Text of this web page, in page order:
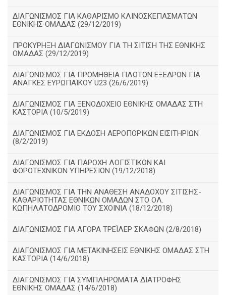
ΔΙΑΓΩΝΙΣΜΟΣ ΓΙΑ ΚΑΘΑΡΙΣΜΟ ΚΛΙΝΟΣΚΕΠΑΣΜΑΤΩΝ
ΕΘΝΙΚΗΣ ΟΜΑΔΑΣ (29/12/2019)
ΠΡΟΚΥΡΗΞΗ ΔΙΑΓΩΝΙΣΜΟΥ ΓΙΑ ΤΗ ΣΙΤΙΣΗ ΤΗΣ ΕΘΝΙΚΗΣ
ΟΜΑΔΑΣ (29/12/2019)
ΔΙΑΓΩΝΙΣΜΟΣ ΓΙΑ ΠΡΟΜΗΘΕΙΑ ΠΛΩΤΩΝ ΕΞΕΔΡΩΝ ΓΙΑ
ΑΝΑΓΚΕΣ ΕΥΡΩΠΑΪΚΟΥ U23 (26/6/2019)
ΔΙΑΓΩΝΙΣΜΟΣ ΓΙΑ ΞΕΝΟΔΟΧΕΙΟ ΕΘΝΙΚΗΣ ΟΜΑΔΑΣ ΣΤΗ
ΚΑΣΤΟΡΙΑ (10/5/2019)
ΔΙΑΓΩΝΙΣΜΟΣ ΓΙΑ ΕΚΔΟΣΗ ΑΕΡΟΠΟΡΙΚΩΝ ΕΙΣΙΤΗΡΙΩΝ
(8/2/2019)
ΔΙΑΓΩΝΙΣΜΟΣ ΓΙΑ ΠΑΡΟΧΗ ΛΟΓΙΣΤΙΚΩΝ ΚΑΙ
ΦΟΡΟΤΕΧΝΙΚΩΝ ΥΠΗΡΕΣΙΩΝ (19/12/2018)
ΔΙΑΓΩΝIΣΜΟΣ ΓΙΑ ΤΗΝ ΑΝΑΘΕΣΗ ΑΝΑΔΟΧΟΥ ΣΙΤΙΣΗΣ-
ΚΑΘΑΡΙΟΤΗΤΑΣ ΕΘΝΙΚΩΝ ΟΜΑΔΩΝ ΣΤΟ ΟΛ.
ΚΩΠΗΛΑΤΟΔΡΟΜΙΟ ΤΟΥ ΣΧΟΙΝΙΑ (18/12/2018)
ΔΙΑΓΩΝΙΣΜΟΣ ΓΙΑ ΑΓΟΡΑ ΤΡΕΪΛΕΡ ΣΚΑΦΩΝ (2/8/2018)
ΔΙΑΓΩΝΙΣΜΟΣ ΓΙΑ ΜΕΤΑΚΙΝΗΣΕΙΣ ΕΘΝΙΚΗΣ ΟΜΑΔΑΣ ΣΤΗ
ΚΑΣΤΟΡΙΑ (14/6/2018)
ΔΙΑΓΩΝΙΣΜΟΣ ΓΙΑ ΣΥΜΠΛΗΡΩΜΑΤΑ ΔΙΑΤΡΟΦΗΣ
ΕΘΝΙΚΗΣ ΟΜΑΔΑΣ (14/6/2018)